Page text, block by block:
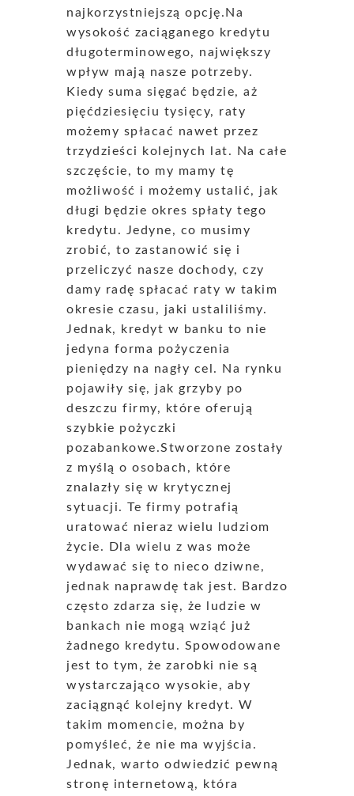
najkorzystniejszą opcję.Na
wysokość zaciąganego kredytu
długoterminowego, największy
wpływ mają nasze potrzeby.
Kiedy suma sięgać będzie, aż
pięćdziesięciu tysięcy, raty
możemy spłacać nawet przez
trzydzieści kolejnych lat. Na całe
szczęście, to my mamy tę
możliwość i możemy ustalić, jak
długi będzie okres spłaty tego
kredytu. Jedyne, co musimy
zrobić, to zastanowić się i
przeliczyć nasze dochody, czy
damy radę spłacać raty w takim
okresie czasu, jaki ustaliliśmy.
Jednak, kredyt w banku to nie
jedyna forma pożyczenia
pieniędzy na nagły cel. Na rynku
pojawiły się, jak grzyby po
deszczu firmy, które oferują
szybkie pożyczki
pozabankowe.Stworzone zostały
z myślą o osobach, które
znalazły się w krytycznej
sytuacji. Te firmy potrafią
uratować nieraz wielu ludziom
życie. Dla wielu z was może
wydawać się to nieco dziwne,
jednak naprawdę tak jest. Bardzo
często zdarza się, że ludzie w
bankach nie mogą wziąć już
żadnego kredytu. Spowodowane
jest to tym, że zarobki nie są
wystarczająco wysokie, aby
zaciągnąć kolejny kredyt. W
takim momencie, można by
pomyśleć, że nie ma wyjścia.
Jednak, warto odwiedzić pewną
stronę internetową, która